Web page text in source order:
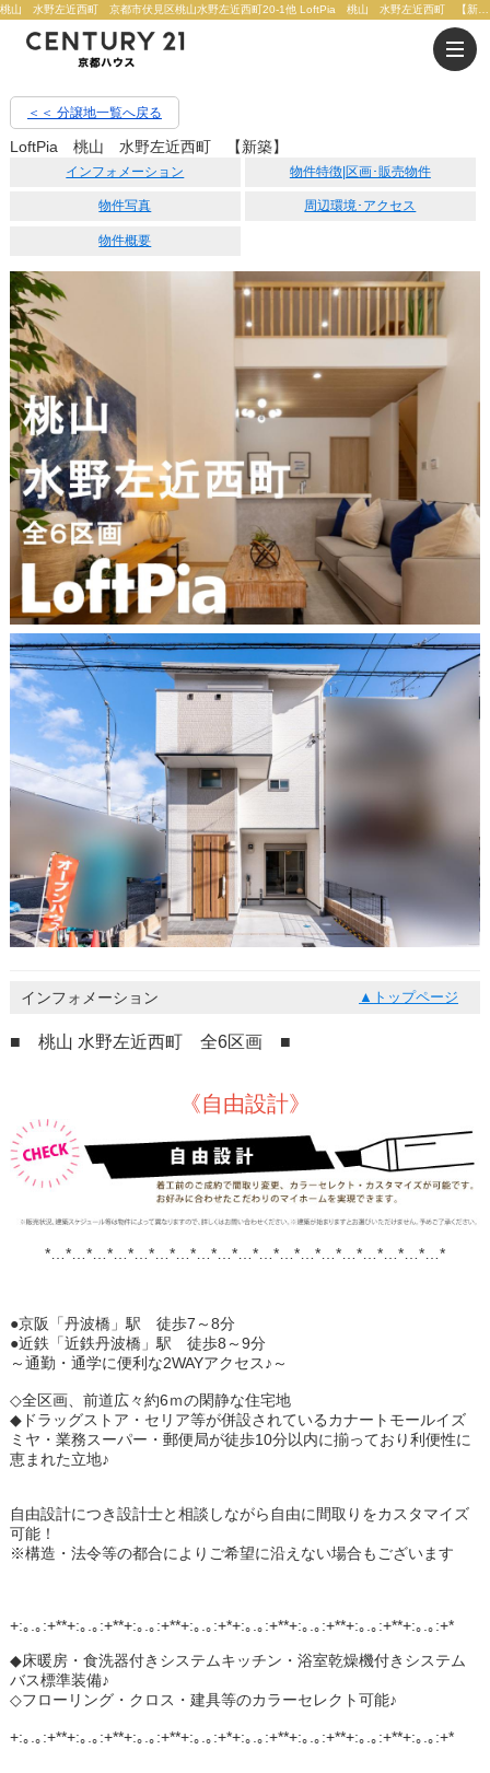
＜＜ 分譲地一覧へ戻る
LoftPia 桃山 水野左近西町 【新築】
インフォメーション 物件特徴|区画･販売物件
物件写真 周辺環境･アクセス
物件概要
インフォメーション トップページ
■ 桃山 水野左近西町 全6区画 ■
《自由設計》
*…*…*…*…*…*…*…*…*…*…*…*…*…*…*…*…*…*…*…*
●京阪「丹波橋」駅 徒歩7～8分
●近鉄「近鉄丹波橋」駅 徒歩8～9分
～通勤・通学に便利な2WAYアクセス♪～
◇全区画、前道広々約6ｍの閑静な住宅地
◆ドラッグストア・セリア等が併設されているカナートモールイズ
ミヤ・業務スーパー・郵便局が徒歩10分以内に揃っており利便性に
恵まれた立地♪
自由設計につき設計士と相談しながら自由に間取りをカスタマイズ
可能！
※構造・法令等の都合によりご希望に沿えない場合もございます
+:｡.｡:+**+:｡.｡:+**+:｡.｡:+**+:｡.｡:+*+:｡.｡:+**+:｡.｡:+**+:｡.｡:+**+:｡.｡:+*
◆床暖房・食洗器付きシステムキッチン・浴室乾燥機付きシステム
バス標準装備♪
◇フローリング・クロス・建具等のカラーセレクト可能♪
+:｡.｡:+**+:｡.｡:+**+:｡.｡:+**+:｡.｡:+*+:｡.｡:+**+:｡.｡:+**+:｡.｡:+**+:｡.｡:+*